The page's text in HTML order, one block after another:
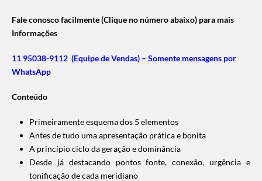
Fale conosco facilmente (Clique no número abaixo) para mais
Informações
11 95038-9112 (Equipe de Vendas) – Somente mensagens por
WhatsApp
Conteúdo
Primeiramente esquema dos 5 elementos
Antes de tudo uma apresentação prática e bonita
A princípio ciclo da geração e dominância
Desde já destacando pontos fonte, conexão, urgência e
tonificação de cada meridiano